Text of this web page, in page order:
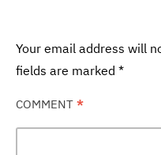
Your email address will
fields are marked *
COMMENT *